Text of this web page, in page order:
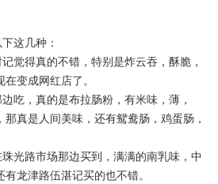
这几种：
觉得真的不错，特别是炸云吞，酥脆，
变成网红店了。
吃，真的是布拉肠粉，有米味，薄，
真是人间美味，还有鸳鸯肠，鸡蛋肠，
光路市场那边买到，满满的南乳味，中
龙津路伍湛记买的也不错。